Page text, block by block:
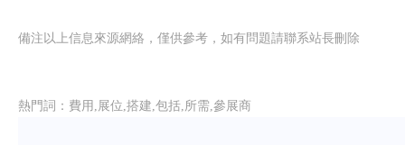
備注以上信息來源網絡，僅供參考，如有問題請聯系站長刪除
熱門詞：費用,展位,搭建,包括,所需,參展商